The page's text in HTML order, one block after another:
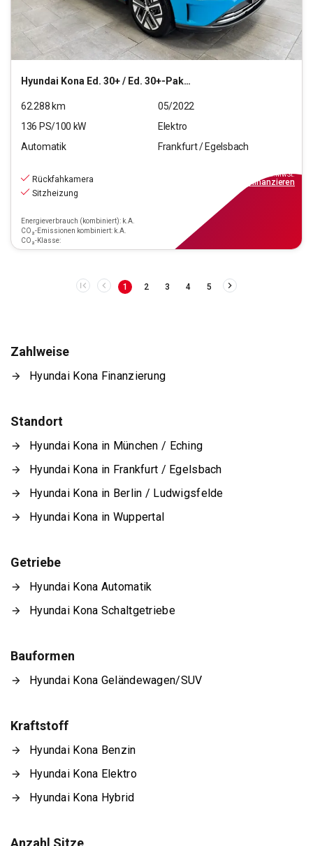
Hyundai Kona Ed. 30+ / Ed. 30+-Paket Elektro 2WD
62.288 km
05/2022
136 PS/100 kW
Elektro
Automatik
Frankfurt / Egelsbach
Rückfahkamera
Sitzheizung
Energieverbrauch (kombiniert): k.A.
CO₂-Emissionen kombiniert: k.A.
CO₂-Klasse:
inkl.MwSt.
finanzieren
1 2 3 4 5
Zahlweise
Hyundai Kona Finanzierung
Standort
Hyundai Kona in München / Eching
Hyundai Kona in Frankfurt / Egelsbach
Hyundai Kona in Berlin / Ludwigsfelde
Hyundai Kona in Wuppertal
Getriebe
Hyundai Kona Automatik
Hyundai Kona Schaltgetriebe
Bauformen
Hyundai Kona Geländewagen/SUV
Kraftstoff
Hyundai Kona Benzin
Hyundai Kona Elektro
Hyundai Kona Hybrid
Anzahl Sitze